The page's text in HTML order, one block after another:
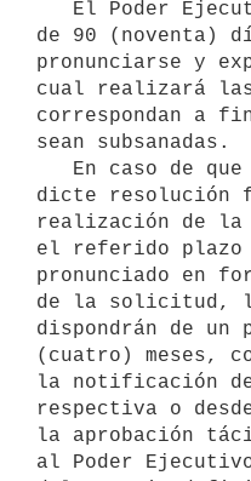
de 90 (noventa)
pronunciarse y
cual realizará las
correspondan a
sean subsanadas.
dicte resolución
realización de la
el referido plazo
pronunciado en
de la solicitud,
dispondrán de un
(cuatro) meses,
la notificación
respectiva o
la aprobación
al Poder